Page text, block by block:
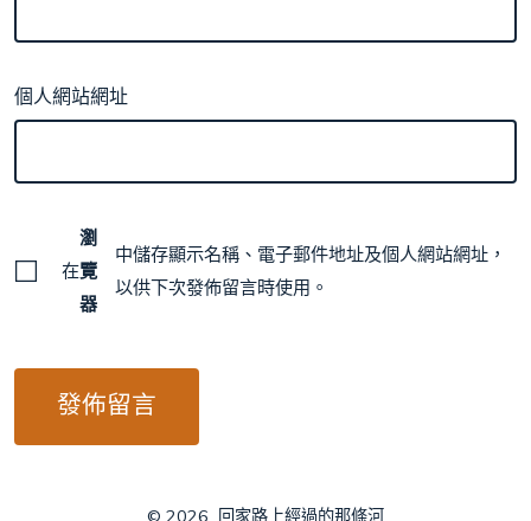
個人網站網址
在
瀏
覽
器
中儲存顯示名稱、電子郵件地址及個人網站網址，
以供下次發佈留言時使用。